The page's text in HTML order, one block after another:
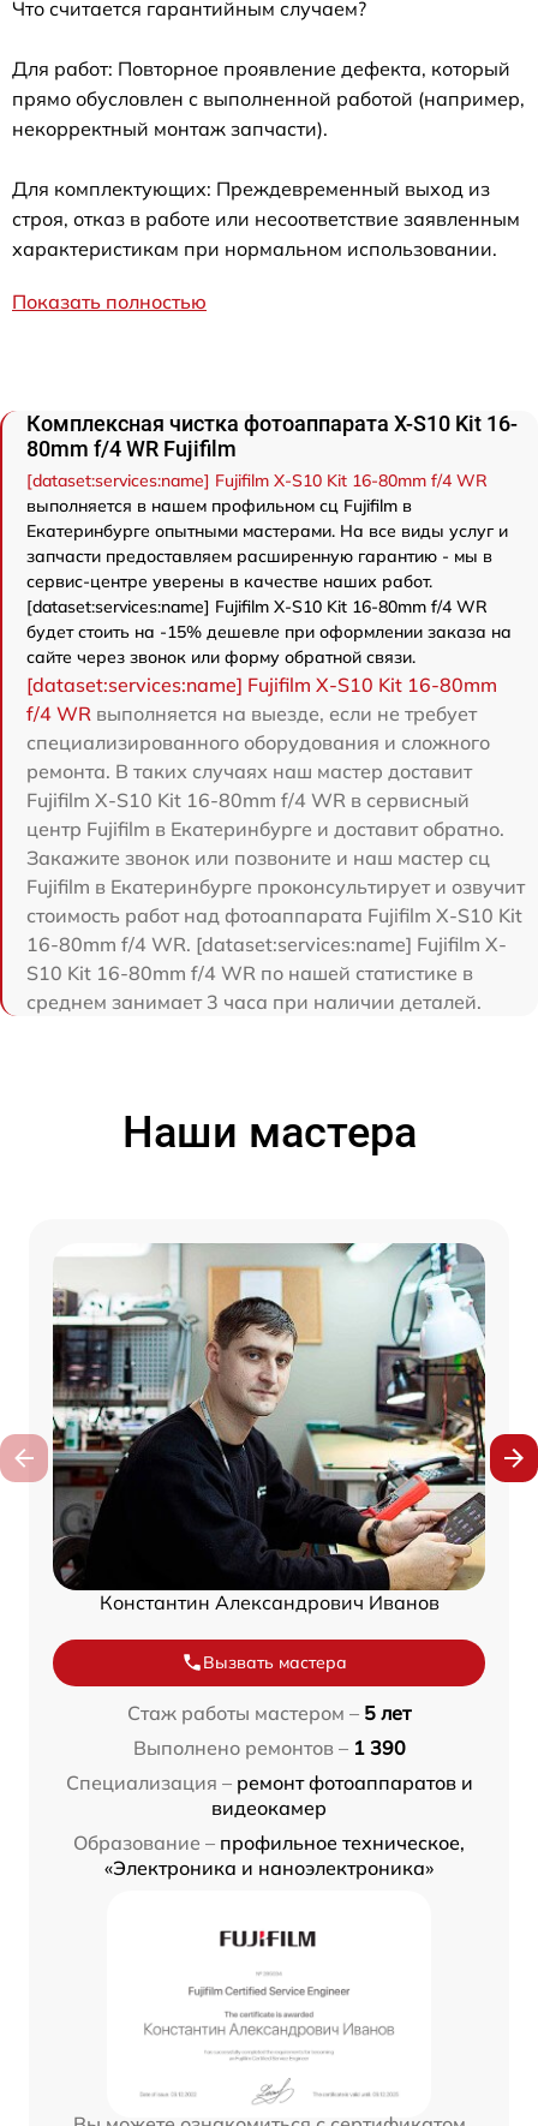
Что считается гарантийным случаем?
Для работ: Повторное проявление дефекта, который
прямо обусловлен с выполненной работой (например,
некорректный монтаж запчасти).
Для комплектующих: Преждевременный выход из
строя, отказ в работе или несоответствие заявленным
характеристикам при нормальном использовании.
Показать полностью
Комплексная чистка фотоаппарата X-S10 Kit 16-
80mm f/4 WR Fujifilm
[dataset:services:name] Fujifilm X-S10 Kit 16-80mm f/4 WR
выполняется в нашем профильном сц Fujifilm в
Екатеринбурге опытными мастерами. На все виды услуг и
запчасти предоставляем расширенную гарантию - мы в
сервис-центре уверены в качестве наших работ.
[dataset:services:name] Fujifilm X-S10 Kit 16-80mm f/4 WR
будет стоить на -15% дешевле при оформлении заказа на
сайте через звонок или форму обратной связи.
[dataset:services:name] Fujifilm X-S10 Kit 16-80mm
f/4 WR выполняется на выезде, если не требует
специализированного оборудования и сложного
ремонта. В таких случаях наш мастер доставит
Fujifilm X-S10 Kit 16-80mm f/4 WR в сервисный
центр Fujifilm в Екатеринбурге и доставит обратно.
Закажите звонок или позвоните и наш мастер сц
Fujifilm в Екатеринбурге проконсультирует и озвучит
стоимость работ над фотоаппарата Fujifilm X-S10 Kit
16-80mm f/4 WR. [dataset:services:name] Fujifilm X-
S10 Kit 16-80mm f/4 WR по нашей статистике в
среднем занимает 3 часа при наличии деталей.
Наши мастера
Константин Александрович Иванов
Вызвать мастера
Стаж работы мастером – 5 лет
Выполнено ремонтов – 1 390
Специализация – ремонт фотоаппаратов и
видеокамер
Образование – профильное техническое,
«Электроника и наноэлектроника»